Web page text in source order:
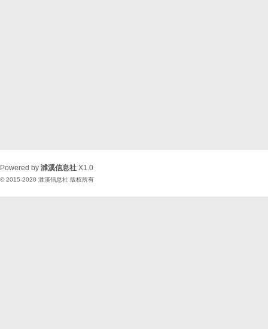
Powered by 濉溪信息社 X1.0
© 2015-2020 濉溪信息社 版权所有